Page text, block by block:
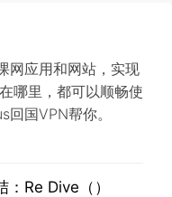
网应用和网站，实现
哪里，都可以顺畅使
国VPN帮你。
Re Dive（）